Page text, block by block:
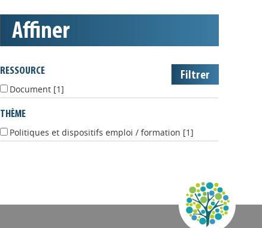
Appels à projets
affiner
RESSOURCE
Document [1]
THÈME
Politiques et dispositifs emploi / formation [1]